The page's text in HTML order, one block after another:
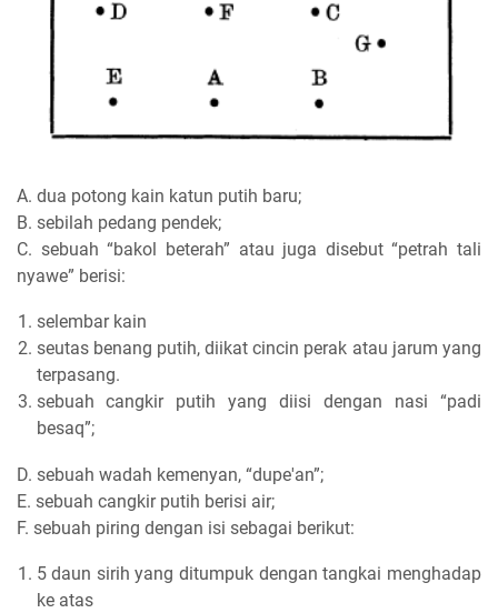
A. dua potong kain katun putih baru;
B. sebilah pedang pendek;
C. sebuah “bakol beterah” atau juga disebut “petrah tali
nyawe” berisi:
selembar kain
seutas benang putih, diikat cincin perak atau jarum yang
terpasang.
sebuah cangkir putih yang diisi dengan nasi “padi
besaq”;
D. sebuah wadah kemenyan, “dupe'an”;
E. sebuah cangkir putih berisi air;
F. sebuah piring dengan isi sebagai berikut:
5 daun sirih yang ditumpuk dengan tangkai menghadap
ke atas